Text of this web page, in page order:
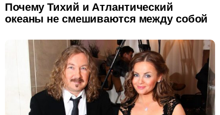
Почему Тихий и Атлантический
океаны не смешиваются между собой